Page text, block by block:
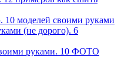
10 моделей своими руками
(не дорого). 6
руками. 10 ФОТО